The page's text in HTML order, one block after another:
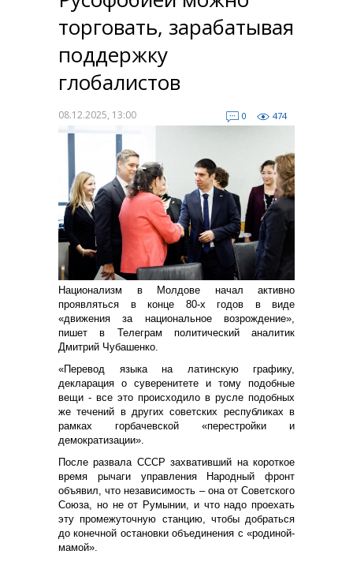
торговать, зарабатывая
поддержку
глобалистов
08.12.2025, 13:00 0 474
Национализм в Молдове начал активно
проявляться в конце 80-х годов в виде
«движения за национальное возрождение»,
пишет в Телеграм политический аналитик
Дмитрий Чубашенко.
«Перевод языка на латинскую графику,
декларация о суверенитете и тому подобные
вещи - все это происходило в русле подобных
же течений в других советских республиках в
рамках горбачевской «перестройки и
демократизации».
После развала СССР захвативший на короткое
время рычаги управления Народный фронт
объявил, что независимость – она от Советского
Союза, но не от Румынии, и что надо проехать
эту промежуточную станцию, чтобы добраться
до конечной остановки объединения с «родиной-
мамой».